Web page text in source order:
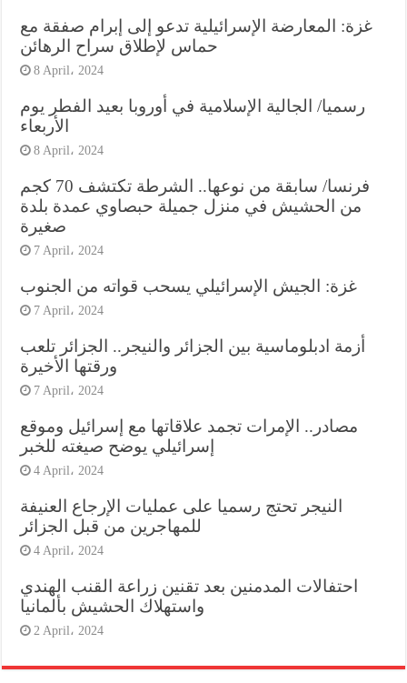
غزة: المعارضة الإسرائيلية تدعو إلى إبرام صفقة مع
حماس لإطلاق سراح الرهائن
8 April، 2024
رسميا/ الجالية الإسلامية في أوروبا بعيد الفطر يوم
الأربعاء
8 April، 2024
فرنسا/ سابقة من نوعها.. الشرطة تكتشف 70 كجم
من الحشيش في منزل جميلة حبصاوي عمدة بلدة
صغيرة
7 April، 2024
غزة: الجيش الإسرائيلي يسحب قواته من الجنوب
7 April، 2024
أزمة ادبلوماسية بين الجزائر والنيجر.. الجزائر تلعب
ورقتها الأخيرة
7 April، 2024
مصادر.. الإمرات تجمد علاقاتها مع إسرائيل وموقع
إسرائيلي يوضح صيغته للخبر
4 April، 2024
النيجر تحتج رسميا على عمليات الإرجاع العنيفة
للمهاجرين من قبل الجزائر
4 April، 2024
احتفالات المدمنين بعد تقنين زراعة القنب الهندي
واستهلاك الحشيش بألمانيا
2 April، 2024